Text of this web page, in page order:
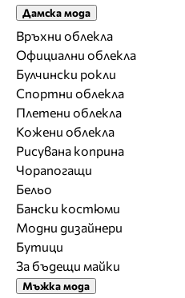
Дамска мода
Връхни облекла
Официални облекла
Булчински рокли
Спортни облекла
Плетени облекла
Кожени облекла
Рисувана коприна
Чорапогащи
Бельо
Бански костюми
Модни дизайнери
Бутици
За бъдещи майки
Мъжка мода